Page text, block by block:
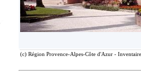
(c) Région Provence-Alpes-Côte d'Azur -